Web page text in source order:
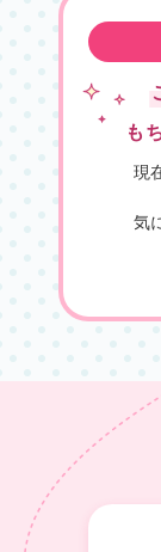
も
現
気